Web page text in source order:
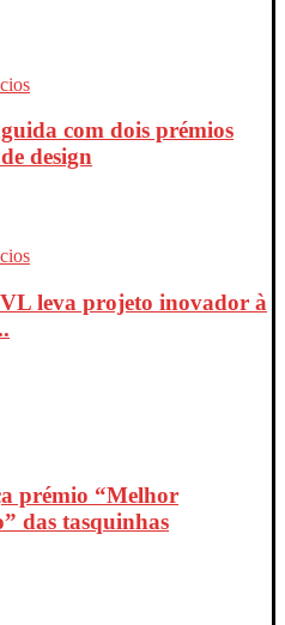
com dois prémios
design
leva projeto inovador à
prémio “Melhor
das tasquinhas